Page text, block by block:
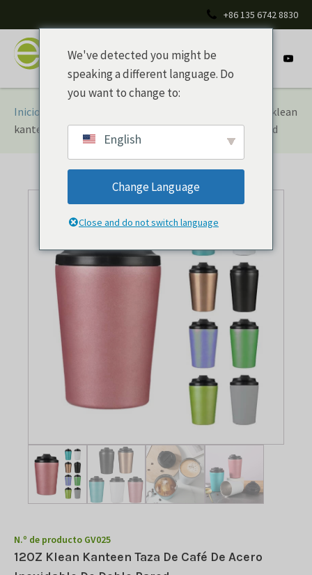
+86 135 6742 8830
Inicio
/ 12OZ klean
kanteen taza de café de acero inoxidable de doble pared
N.º de producto GV025
12OZ Klean Kanteen Taza De Café De Acero
We've detected you might be
speaking a different language. Do
you want to change to:
English
Change Language
Close and do not switch language